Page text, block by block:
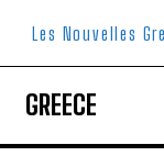
Les Nouvelles
GREECE